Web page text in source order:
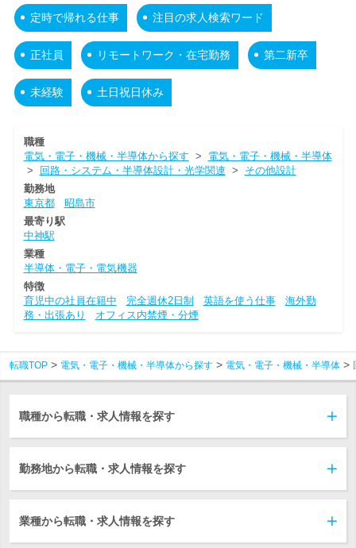
定時で帰れる仕事 注目の求人検索ワード
正社員 リモートワーク・在宅勤務 第二新卒
未経験 土日祝日休み
職種
電気・電子・機械・半導体から探す > 電気・電子・機械・半導体
> 回路・システム・半導体設計・光学関連 > その他設計
勤務地
東京都
昭島市
最寄り駅
中神駅
業種
半導体・電子・電気機器
特徴
育児中の社員在籍中
完全週休2日制 英語を使う仕事
海外勤
務・出張あり
オフィス内禁煙・分煙
転職TOP 電気・電子・機械・半導体から探す 電気・電子・機械・半導体
職種から転職・求人情報を探す
勤務地から転職・求人情報を探す
業種から転職・求人情報を探す